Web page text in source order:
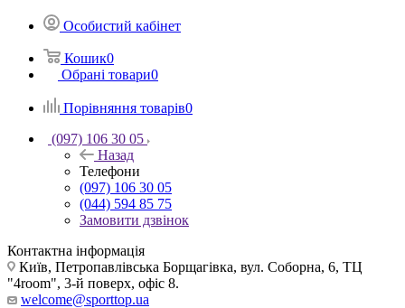
Особистий кабінет
Кошик0
Обрані товари0
Порівняння товарів0
(097) 106 30 05
Назад
Телефони
(097) 106 30 05
(044) 594 85 75
Замовити дзвінок
Контактна інформація
Київ, Петропавлівська Борщагівка, вул. Соборна, 6, ТЦ
"4room", 3-й поверх, офіс 8.
welcome@sporttop.ua